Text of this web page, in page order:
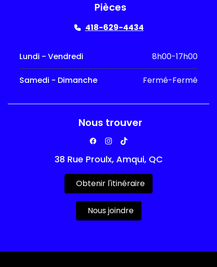
Pièces
418-629-4434
Lundi - Vendredi 8h00-17h00
Samedi - Dimanche Fermé-Fermé
Nous trouver
38 Rue Proulx, Amqui, QC
Obtenir l'itinéraire
Nous joindre